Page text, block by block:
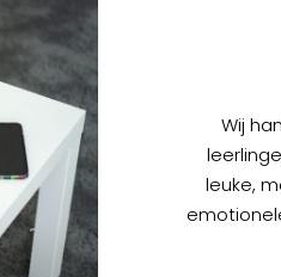
Wij
leuke,